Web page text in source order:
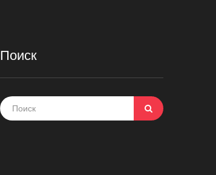
Поиск